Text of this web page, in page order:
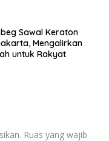
Sawal Keraton
Mengalirkan
untuk Rakyat
Ruas yang wajib